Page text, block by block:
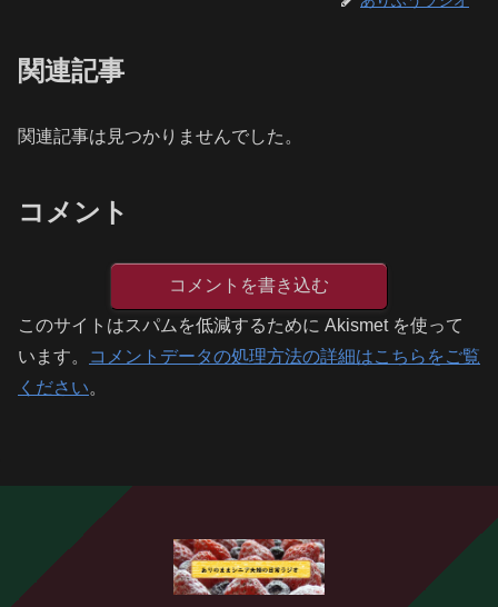
関連記事
関連記事は見つかりませんでした。
コメント
コメントを書き込む
このサイトはスパムを低減するために Akismet を使って
います。
コメントデータの処理方法の詳細はこちらをご覧
ください。